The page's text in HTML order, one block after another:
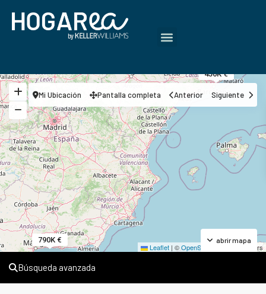
790K €
450K €
Leaflet | ©OpenStreetMap contributors
abrir mapa
Mi Ubicación Pantalla completa Anterior Siguiente
Búsqueda avanzada